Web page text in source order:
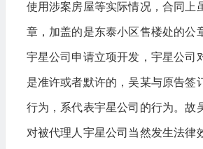
使用涉案房屋等实际情况，合同上
章，加盖的是东泰小区售楼处的公
宇星公司申请立项开发，宇星公司
是准许或者默许的，吴某与原告签
行为，系代表宇星公司的行为。故
对被代理人宇星公司当然发生法律